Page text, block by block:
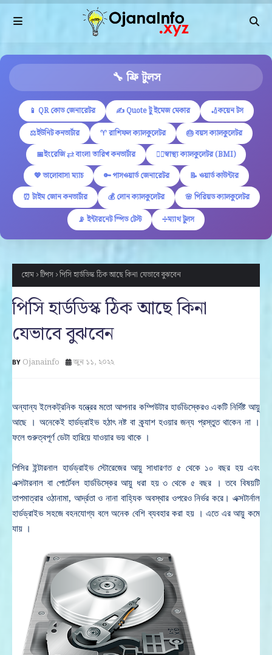
🔧 ফ্রি টুলস
📱 QR কোড জেনারেটর ✍ Quote টু ইমেজ মেকার
🏏কয়েন টস
⚖️ইউনিট কনভার্টার
♈ রাশিফল ক্যালকুলেটর
🎂 বয়স ক্যালকুলেটর
📅ইংরেজি ⇄ বাংলা তারিখ কনভার্টার
🏋️‍♂️স্বাস্থ্য ক্যালকুলেটর (BMI)
💖 ভালোবাসা ম্যাচ
🔑 পাসওয়ার্ড জেনারেটর
📝 ওয়ার্ড কাউন্টার
⏰ টাইম জোন কনভার্টার
💰 লোন ক্যালকুলেটর
🌸 পিরিয়ড ক্যালকুলেটর
📡 ইন্টারনেট স্পিড টেস্ট
➗ম্যাথ টুলস
হোম টিপস পিসি হার্ডডিস্ক ঠিক আছে কিনা যেভাবে বুঝবেন
পিসি হার্ডডিস্ক ঠিক আছে কিনা
যেভাবে বুঝবেন
Ojanainfo জুন ১১, ২০২২
অন্যান্য ইলেকট্রনিক যন্ত্রের মতো আপনার কম্পিউটার হার্ডডিস্কেরও একটি নির্দিষ্ট আয়ু
আছে । অনেকেই হার্ডড্রাইভ হঠাৎ নষ্ট বা ক্র্যাশ হওয়ার জন্য প্রস্তুত থাকেন না ।
ফলে গুরুত্বপূর্ণ ডেটা হারিয়ে যাওয়ার ভয় থাকে ।
পিসির ইন্টারনাল হার্ডড্রাইভ স্টোরেজের আয়ু সাধারণত ৫ থেকে ১০ বছর হয় এবং
এক্সটারনাল বা পোর্টেবল হার্ডডিস্কের আয়ু ধরা হয় ৩ থেকে ৫ বছর । তবে বিষয়টি
তাপমাত্রার ওঠানামা, আর্দ্রতা ও নানা বাহ্যিক অবস্থার ওপরেও নির্ভর করে। এক্সটার্নাল
হার্ডড্রাইভ সহজে বহনযোগ্য বলে অনেক বেশি ব্যবহার করা হয় । এতে এর আয়ু কমে
যায় ।